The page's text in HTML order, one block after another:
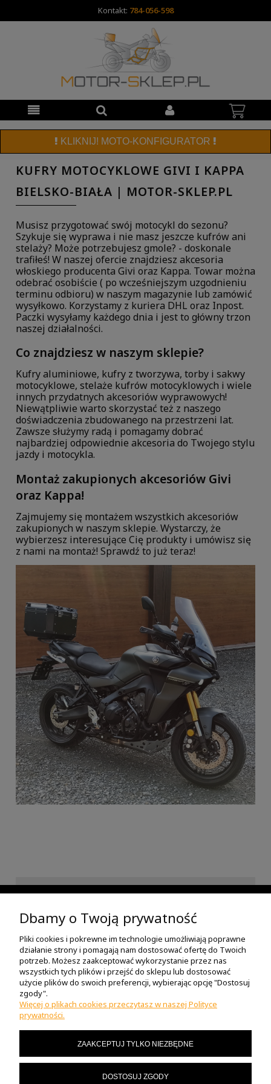
Kontakt: 784-056-598
KLIKNIJ! MOTO-KONFIGURATOR
KUFRY MOTOCYKLOWE GIVI I KAPPA
BIELSKO-BIAŁA | MOTOR-SKLEP.PL
Musisz przygotować swój motocykl do sezonu?
Szykuje się wyprawa i nie masz jeszcze kufrów ani
stelaży? Może potrzebujesz gmole? - doskonale
trafiłeś! W naszej ofercie znajdziesz akcesoria
włoskiego producenta Givi oraz Kappa. Towar można
odebrać osobiście ( po wcześniejszym uzgodnieniu
terminu odbioru) w naszym magazynie lub zamówić
wysyłkowo. Korzystamy z kuriera DHL oraz Inpost.
Paczki wysyłamy każdego dnia i jest to główny trzon
naszej działalności.
Co znajdziesz w naszym sklepie?
Kufry aluminiowe, kufry z tworzywa, torby i sakwy
motocyklowe, stelaże kufrów motocyklowych i wiele
innych przydatnych akcesoriów wyprawowych!
Niewątpliwie warto skorzystać też z naszego
doświadczenia zbudowanego na przestrzeni lat.
Zawsze służymy radą i pomagamy dobrać
najbardziej odpowiednie akcesoria do Twojego stylu
jazdy i motocykla.
Montaż zakupionych akcesoriów Givi
oraz Kappa!
Zajmujemy się montażem wszystkich akcesoriów
zakupionych w naszym sklepie. Wystarczy, że
wybierzesz interesujące Cię produkty i umówisz się
z nami na montaż! Sprawdź to już teraz!
POMOC
O NAS
MASZ PYTANIA?
Dbamy o Twoją prywatność
Pliki cookies i pokrewne im technologie umożliwiają poprawne
działanie strony i pomagają nam dostosować ofertę do Twoich
potrzeb. Możesz zaakceptować wykorzystanie przez nas
wszystkich tych plików i przejść do sklepu lub dostosować
użycie plików do swoich preferencji, wybierając opcję "Dostosuj
zgody".
Więcej o plikach cookies przeczytasz w naszej Polityce
prywatności.
ZAAKCEPTUJ TYLKO NIEZBĘDNE
DOSTOSUJ ZGODY